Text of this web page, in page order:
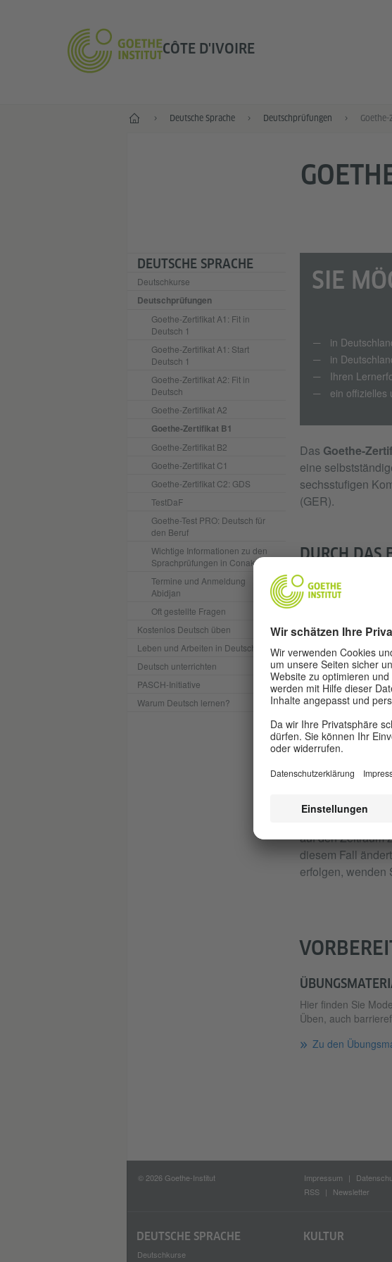
CÔTE D'IVOIRE
Start Deutsche Sprache Deutschprüfungen
DEUTSCHE SPRACHE
Deutschkurse
Deutschprüfungen
Goethe-Zertifikat A1: Fit in
Deutsch 1
Goethe-Zertifikat A1: Start
Deutsch 1
Goethe-Zertifikat A2: Fit in
Deutsch
Goethe-Zertifikat A2
Goethe-Zertifikat B1
Goethe-Zertifikat B2
Goethe-Zertifikat C1
Goethe-Zertifikat C2: GDS
TestDaF
Goethe-Test PRO: Deutsch für
den Beruf
Wichtige Informationen zu den
Sprachprüfungen in Conakry
Termine und Anmeldung
Abidjan
Oft gestellte Fragen
Kostenlos Deutsch üben
Leben und Arbeiten in Deutschland
Deutsch unterrichten
PASCH-Initiative
Warum Deutsch lernen?
SIE
in
in
Ihren
ein offizielles
Das Goethe-
eine
sechsstufigen
(GER).
DURCH DAS
die
wenn es um
die meisten
Ländern
sich einfach
äußern
über
sowie kurze
Erwachsene
*) Der
besucht haben,
auf den Zeitraum
diesem Fall
erfolgen, wenden
Hier finden Sie
Üben, auch
Zu den
© 2026 Goethe-Institut Impressum
RSS
Newsletter
DEUTSCHE SPRACHE
Deutschkurse
KULTUR